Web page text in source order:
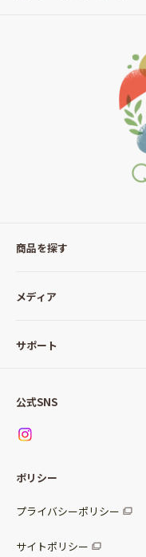
商品を探す
全ての商品
サラダ
パッケージサラダ
惣菜サラダ
調味料
メディア
Qummy(キユーミー)について
サポート
お問い合わせ
公式SNS
ポリシー
プライバシーポリシー
サイトポリシー